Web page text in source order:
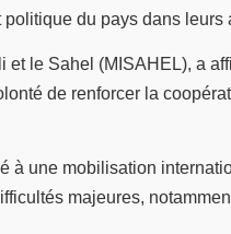
du pays dans leurs
le Sahel (MISAHEL), a
de renforcer la
à une mobilisation
majeures,